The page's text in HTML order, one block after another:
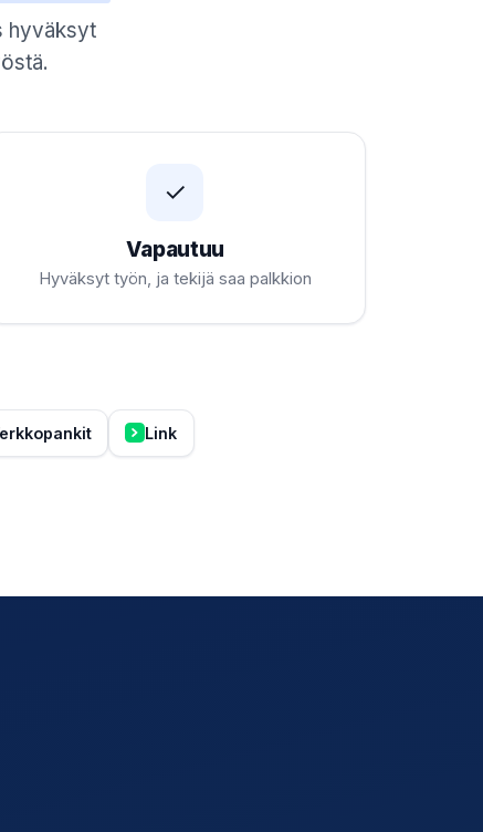
hyväksyt
✓
Vapautuu
Hyväksyt työn, ja tekijä saa palkkion
Link